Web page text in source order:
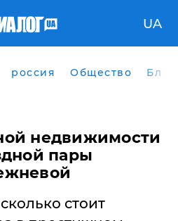
UA
россия Общество
недвижимости
пары
стоит